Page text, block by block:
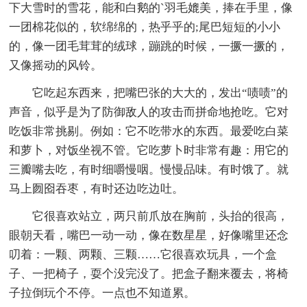
下大雪时的雪花，能和白鹅的`羽毛媲美，捧在手里，像
一团棉花似的，软绵绵的，热乎乎的;尾巴短短的小小
的，像一团毛茸茸的绒球，蹦跳的时候，一撅一撅的，
又像摇动的风铃。
它吃起东西来，把嘴巴张的大大的，发出“啧啧”的
声音，似乎是为了防御敌人的攻击而拼命地抢吃。它对
吃饭非常挑剔。例如：它不吃带水的东西。最爱吃白菜
和萝卜，对饭坐视不管。它吃萝卜时非常有趣：用它的
三瓣嘴去吃，有时细嚼慢咽。慢慢品味。有时饿了。就
马上囫囵吞枣，有时还边吃边吐。
它很喜欢站立，两只前爪放在胸前，头抬的很高，
眼朝天看，嘴巴一动一动，像在数星星，好像嘴里还念
叨着：一颗、两颗、三颗……它很喜欢玩具，一个盒
子、一把椅子，耍个没完没了。把盒子翻来覆去，将椅
子拉倒玩个不停。一点也不知道累。